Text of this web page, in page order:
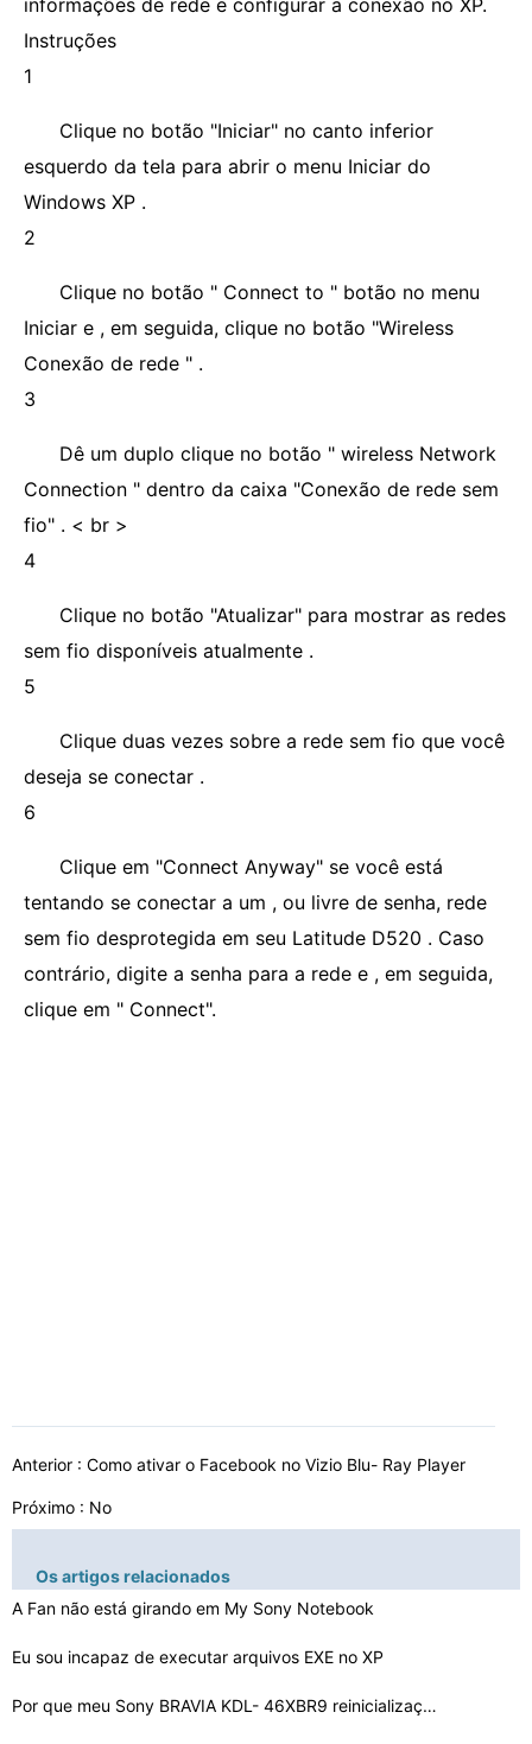
informações de rede e configurar a conexão no XP.
Instruções
1
Clique no botão "Iniciar" no canto inferior
esquerdo da tela para abrir o menu Iniciar do
Windows XP .
2
Clique no botão " Connect to " botão no menu
Iniciar e , em seguida, clique no botão "Wireless
Conexão de rede " .
3
Dê um duplo clique no botão " wireless Network
Connection " dentro da caixa "Conexão de rede sem
fio" . < br >
4
Clique no botão "Atualizar" para mostrar as redes
sem fio disponíveis atualmente .
5
Clique duas vezes sobre a rede sem fio que você
deseja se conectar .
6
Clique em "Connect Anyway" se você está
tentando se conectar a um , ou livre de senha, rede
sem fio desprotegida em seu Latitude D520 . Caso
contrário, digite a senha para a rede e , em seguida,
clique em " Connect".
Anterior : Como ativar o Facebook no Vizio Blu- Ray Player
Próximo : No
Os artigos relacionados
A Fan não está girando em My Sony Notebook
Eu sou incapaz de executar arquivos EXE no XP
Por que meu Sony BRAVIA KDL- 46XBR9 reinicialização